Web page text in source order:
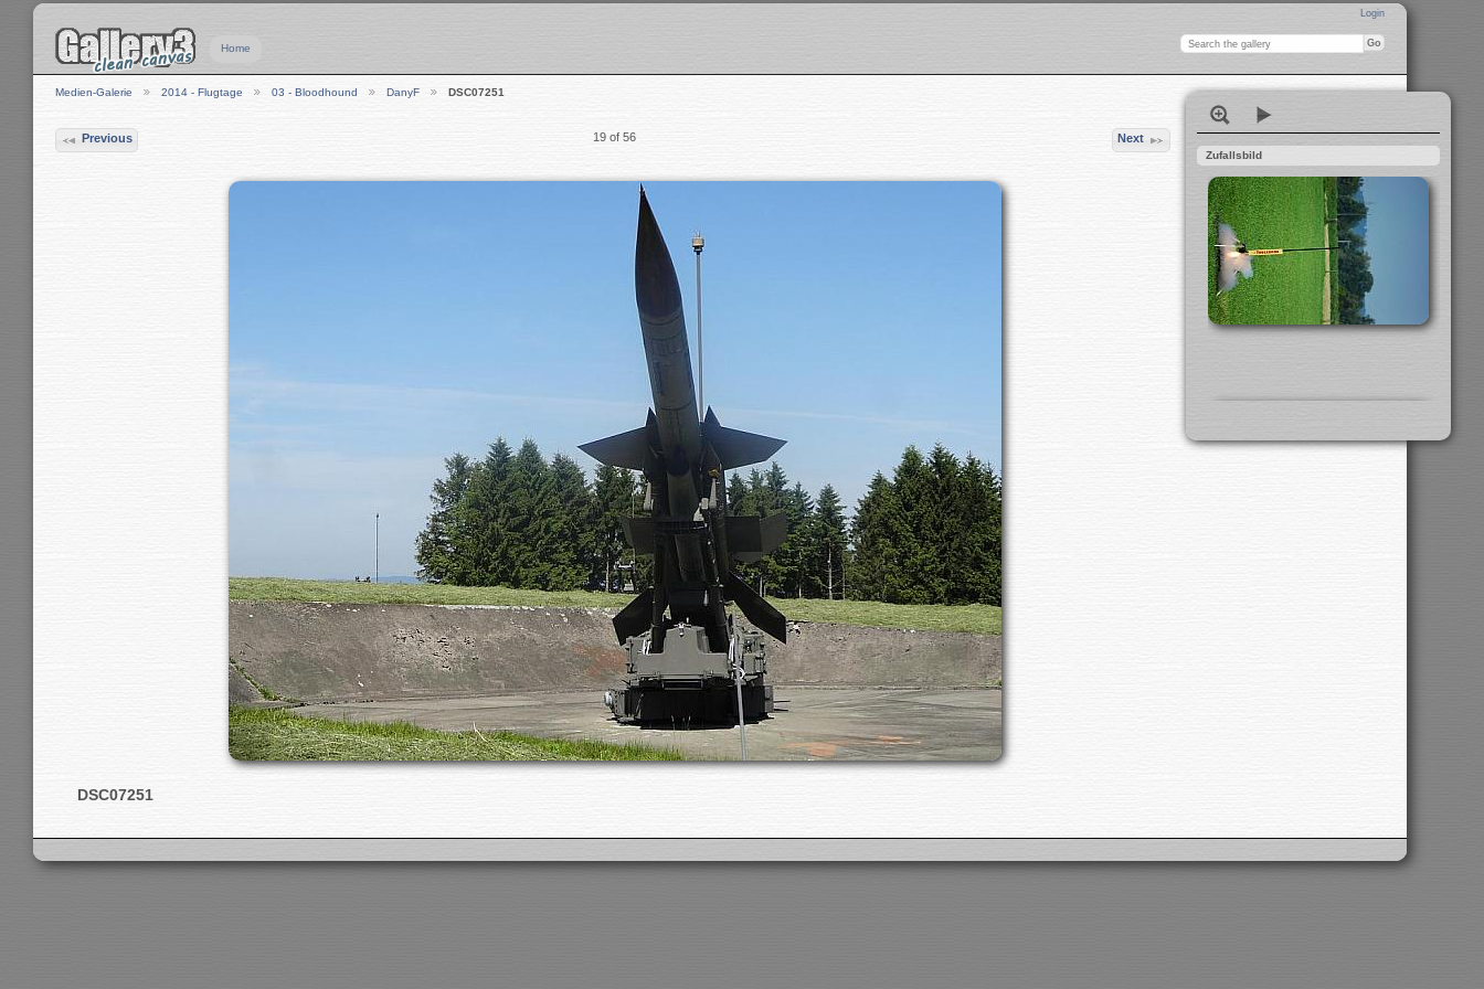
Login
Home
Medien-Galerie 2014 - Flugtage 03 - Bloodhound DanyF DSC07251
Previous 19 of 56 Next
DSC07251
Zufallsbild